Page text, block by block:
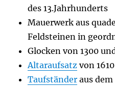
des 13.Jahrhunderts
Mauerwerk aus
Feldsteinen in
Glocken von 1300
Altaraufsatz von 1610
Taufständer aus